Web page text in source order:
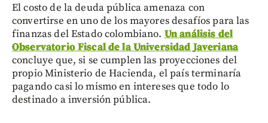
El costo de la deuda pública amenaza con
convertirse en uno de los mayores desafíos para las
finanzas del Estado colombiano. Un análisis del
Observatorio Fiscal de la Universidad Javeriana
concluye que, si se cumplen las proyecciones del
propio Ministerio de Hacienda, el país terminaría
pagando casi lo mismo en intereses que todo lo
destinado a inversión pública.